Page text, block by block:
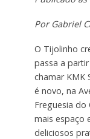
Por Gabriel
O Tijolinho
passa a
chamar KMK
é novo, na
Freguesia
mais espaço
deliciosos